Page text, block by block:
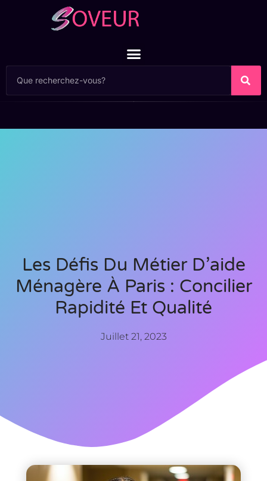
Les Défis Du Métier D’aide
Ménagère À Paris : Concilier
Rapidité Et Qualité
Juillet 21, 2023